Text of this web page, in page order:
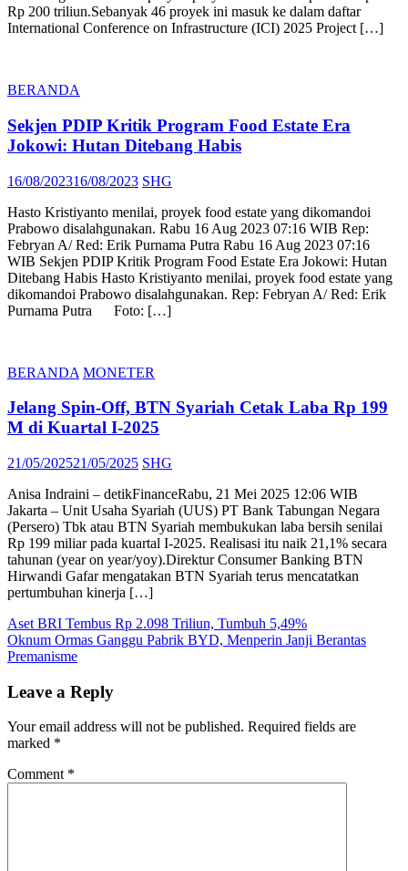
Rp 200 triliun.Sebanyak 46 proyek ini masuk ke dalam daftar
International Conference on Infrastructure (ICI) 2025 Project […]
BERANDA
Sekjen PDIP Kritik Program Food Estate Era
Jokowi: Hutan Ditebang Habis
Posted
16/08/202316/08/2023 Author
SHG
Hasto Kristiyanto menilai, proyek food estate yang dikomandoi
Prabowo disalahgunakan. Rabu 16 Aug 2023 07:16 WIB Rep:
Febryan A/ Red: Erik Purnama Putra Rabu 16 Aug 2023 07:16
WIB Sekjen PDIP Kritik Program Food Estate Era Jokowi: Hutan
Ditebang Habis Hasto Kristiyanto menilai, proyek food estate yang
dikomandoi Prabowo disalahgunakan. Rep: Febryan A/ Red: Erik
Purnama Putra Foto: […]
BERANDA MONETER
Jelang Spin-Off, BTN Syariah Cetak Laba Rp 199
M di Kuartal I-2025
Posted
21/05/202521/05/2025 Author
SHG
Anisa Indraini – detikFinanceRabu, 21 Mei 2025 12:06 WIB
Jakarta – Unit Usaha Syariah (UUS) PT Bank Tabungan Negara
(Persero) Tbk atau BTN Syariah membukukan laba bersih senilai
Rp 199 miliar pada kuartal I-2025. Realisasi itu naik 21,1% secara
tahunan (year on year/yoy).Direktur Consumer Banking BTN
Hirwandi Gafar mengatakan BTN Syariah terus mencatatkan
pertumbuhan kinerja […]
Post
navigation
Aset BRI Tembus Rp 2.098 Triliun, Tumbuh 5,49%
Oknum Ormas Ganggu Pabrik BYD, Menperin Janji Berantas
Premanisme
Leave a Reply
Your email address will not be published. Required fields are
marked *
Comment *